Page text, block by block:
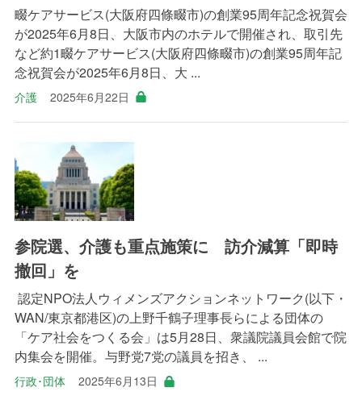
畷ケアサービス(大阪府四條畷市)の創業95周年記念祝賀会
が2025年6月8日、大阪市内のホテルで開催され、取引先
など約1畷ケアサービス(大阪府四條畷市)の創業95周年記
念祝賀会が2025年6月8日、大 ...
介護 2025年6月22日
参院選、介護も重点施策に 訪介減算「即時
撤回」を
認定NPO法人ウィメンズアクションネットワーク(以下・
WAN/東京都港区)の上野千鶴子理事長らによる団体の
「ケア社会をつくる会」は5月28日、衆議院議員会館で院
内集会を開催。与野党7党の議員を招き、 ...
行政･団体 2025年6月13日